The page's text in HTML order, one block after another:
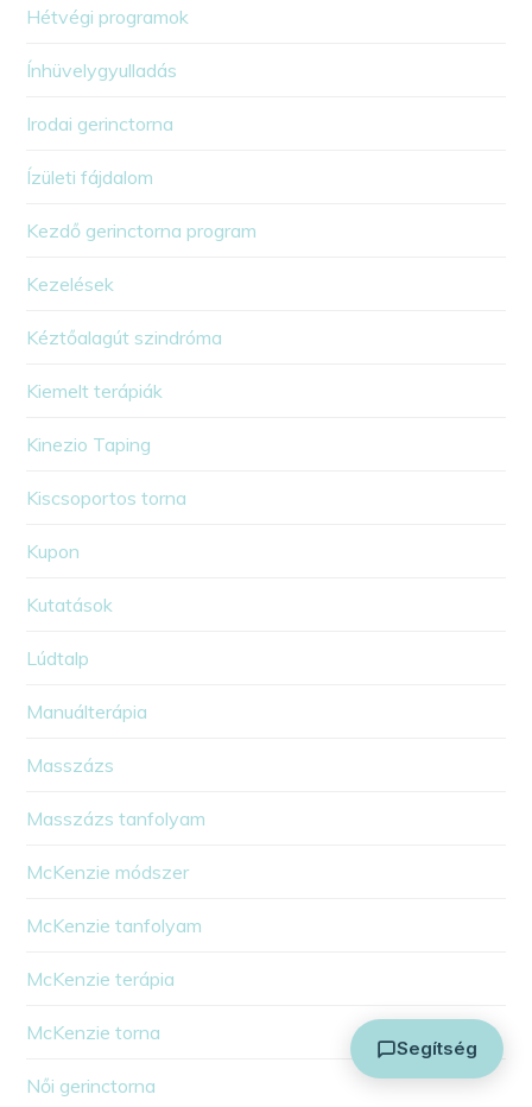
Hétvégi programok
Ínhüvelygyulladás
Irodai gerinctorna
Ízületi fájdalom
Kezdő gerinctorna program
Kezelések
Kéztőalagút szindróma
Kiemelt terápiák
Kinezio Taping
Kiscsoportos torna
Kupon
Kutatások
Lúdtalp
Manuálterápia
Masszázs
Masszázs tanfolyam
McKenzie módszer
McKenzie tanfolyam
McKenzie terápia
McKenzie torna
Női gerinctorna
Segítség
Általában azonnal válaszolok